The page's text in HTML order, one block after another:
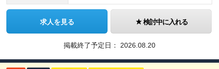
求人を見る 検討中に入れる
掲載終了予定日： 2026.08.20